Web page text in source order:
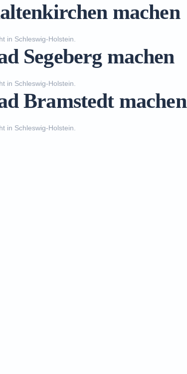
machen
in Schleswig-Holstein
Segeberg machen
in Schleswig-Holstein
Bramstedt machen
in Schleswig-Holstein